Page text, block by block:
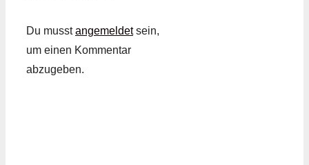
Du musstangemeldetsein,
um einen Kommentar
abzugeben.